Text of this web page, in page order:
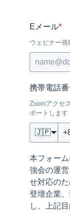
Eメール*
ウェビナー
携帯電話
Zoomアクセ
ポートします
🇯🇵
本フォー
強会の運
せ対応の
登壇企業
し、上記